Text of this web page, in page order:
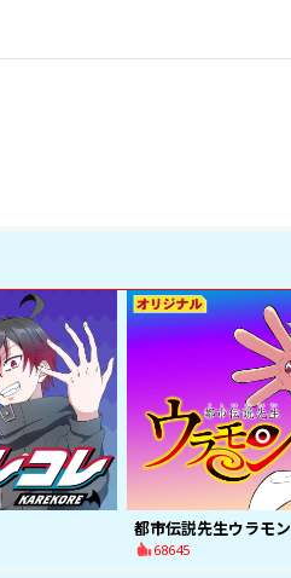
都市伝説先生ウラモン
68645